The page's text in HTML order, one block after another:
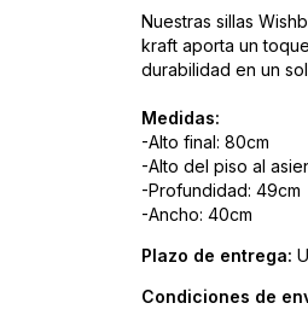
Nuestras sillas
kraft aporta un
durabilidad en un
Medidas:
-Alto final: 80cm
-Alto del piso al
-Profundidad: 49cm
-Ancho: 40cm
Plazo de entrega:
Condiciones de